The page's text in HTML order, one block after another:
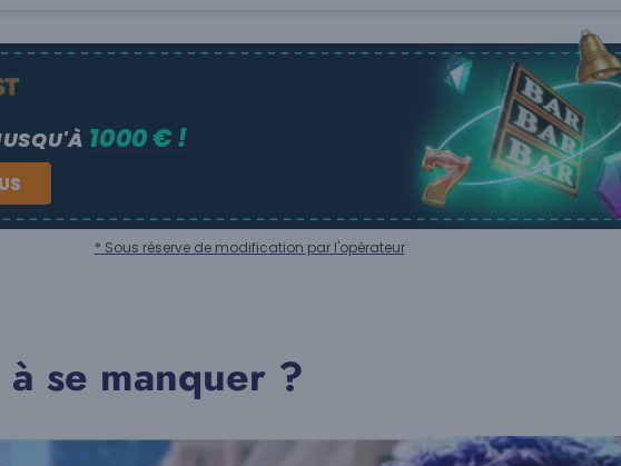
1000 € !
* Sous réserve de modification par l'opérateur
se manquer ?